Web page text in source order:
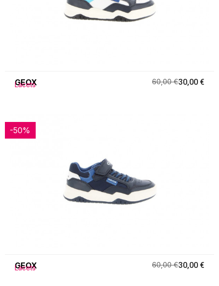
GEOX
Lacets 60,00 €30,00 €
-50%
-50%
GEOX
Lacets 60,00 €30,00 €